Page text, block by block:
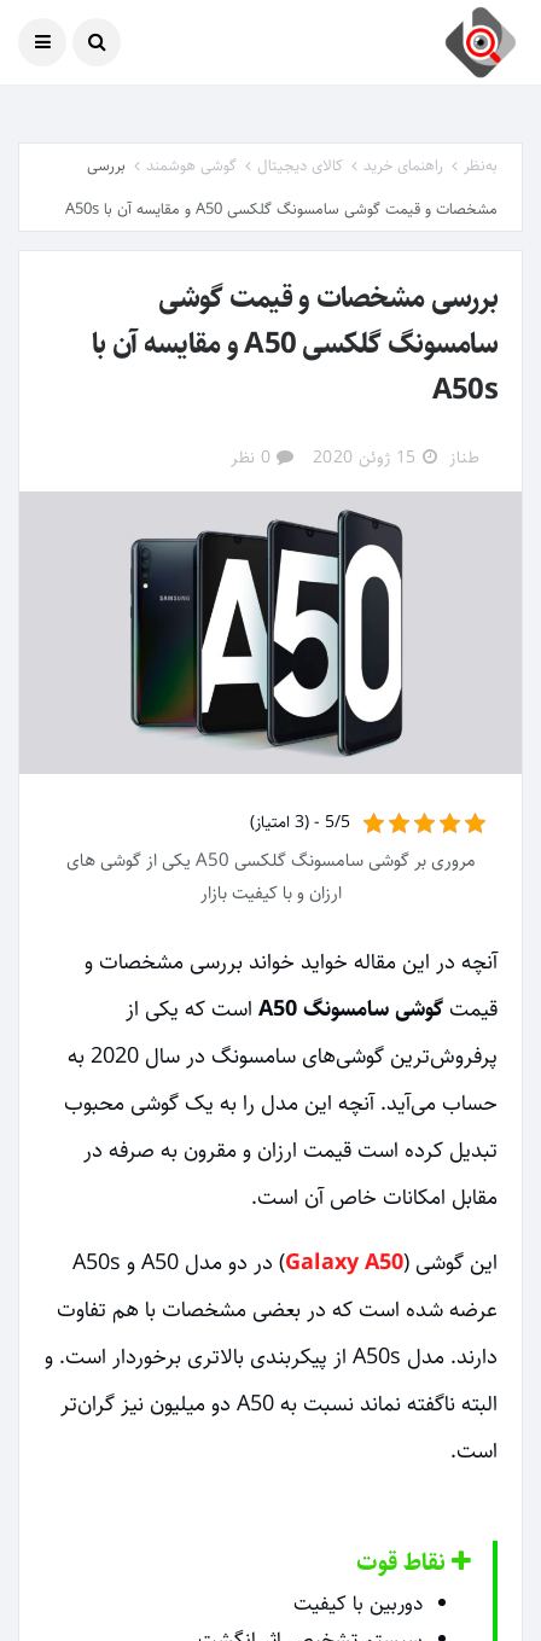
به‌نظر راهنمای خرید کالای دیجیتال گوشی هوشمند
بررسی
مشخصات و قیمت گوشی سامسونگ گلکسی A50 و مقایسه آن با A50s
بررسی مشخصات و قیمت گوشی
سامسونگ گلکسی A50 و مقایسه آن با
A50s
طناز 15 ژوئن 2020 0 نظر
5/5 - (3 امتیاز)
مروری بر گوشی سامسونگ گلکسی A50 یکی از گوشی‌ های
ارزان و با کیفیت بازار
آنچه در این مقاله خواید خواند بررسی مشخصات و
قیمت گوشی سامسونگ A50
است که یکی از
پرفروش‌ترین گوشی‌های سامسونگ در سال 2020 به
حساب می‌آید. آنچه این مدل را به یک گوشی محبوب
تبدیل کرده است قیمت ارزان و مقرون به صرفه در
مقابل امکانات خاص آن است.
این گوشی (Galaxy A50
) در دو مدل A50 و A50s
عرضه شده است که در بعضی مشخصات با هم تفاوت
دارند. مدل A50s از پیکربندی بالاتری برخوردار است. و
البته ناگفته نماند نسبت به A50 دو میلیون نیز گران‌تر
است.
نقاط قوت
دوربین با کیفیت